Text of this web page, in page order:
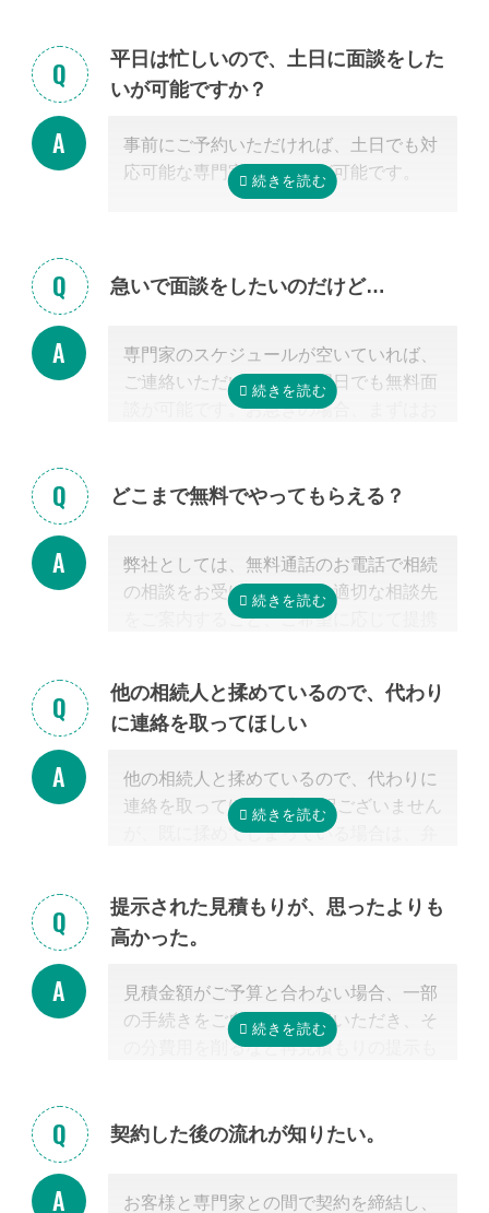
を使ったオンライン面談にも対応可能で
す。（一部士業を除く）
までご希望の方法をお申し付けくださ
い。
平日は忙しいので、土日に面談をした
いが可能ですか？
事前にご予約いただければ、土日でも対
応可能な専門家のご紹介が可能です。
急いで面談をしたいのだけど…
専門家のスケジュールが空いていれば、
ご連絡いただいた当日や翌日でも無料面
談が可能です。お急ぎの場合、まずはお
どこまで無料でやってもらえる？
弊社としては、無料通話のお電話で相続
の相談をお受けすること、適切な相談先
をご案内すること、ご希望に応じて提携
ています。
またご紹介した専門家については、面談
続手続きを明らかにすること、それに対
するお見積りを提示するところまでは無
料で行っています。
クしてほしい」といったご相談は、専門
家の能力を使った実務に当たるため、無
料面談の対象外です。詳しくは専門スタ
他の相続人と揉めているので、代わり
に連絡を取ってほしい
他の相続人と揉めているので、代わりに
連絡を取ってほしい 申し訳ございません
が、既に揉めてしまっている場合は、弁
に相談可能な弁護士が掲載されています
ので、お客様から弁護士事務所に直接ご
提示された見積もりが、思ったよりも
高かった。
見積金額がご予算と合わない場合、一部
の手続きをご自身で行っていただき、そ
の分費用を削るなど再見積もりの提示も
らい場合、弊社専門スタッフがお客様に
契約した後の流れが知りたい。
お客様と専門家との間で契約を締結し、